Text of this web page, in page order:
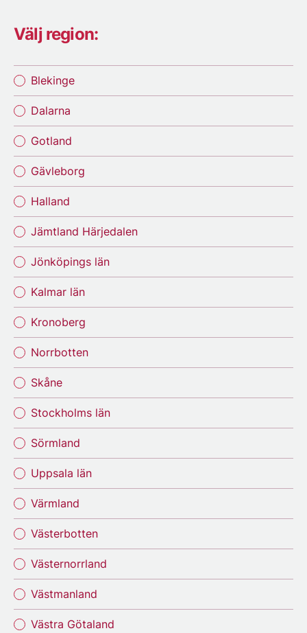
Välj region:
Blekinge
Dalarna
Gotland
Gävleborg
Halland
Jämtland Härjedalen
Jönköpings län
Kalmar län
Kronoberg
Norrbotten
Skåne
Stockholms län
Sörmland
Uppsala län
Värmland
Västerbotten
Västernorrland
Västmanland
Västra Götaland